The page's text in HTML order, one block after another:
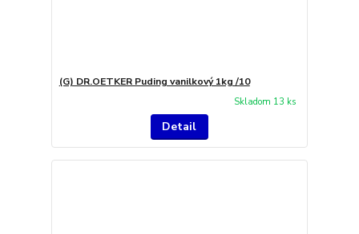
(G) DR.OETKER Puding vanilkový 1kg /10
Skladom 13 ks
Detail